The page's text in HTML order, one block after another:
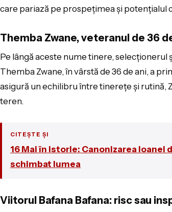
care pariază pe prospețimea și potențialul
Themba Zwane, veteranul de 36
Pe lângă aceste nume tinere,
Themba Zwane, în vârstă de 36 de ani, a
asigură un echilibru între tinerețe și rutină,
teren.
CITEȘTE ȘI
16 Mai în istorie: Canonizarea Ioanei
schimbat lumea
Viitorul Bafana Bafana: risc sau